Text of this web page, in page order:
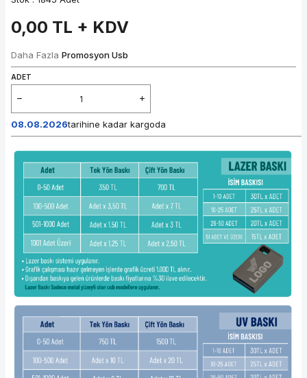
0,00 TL + KDV
Daha Fazla Promosyon Usb
ADET
08.08.2026tarihine kadar kargoda